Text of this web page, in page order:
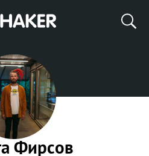
Фирсов